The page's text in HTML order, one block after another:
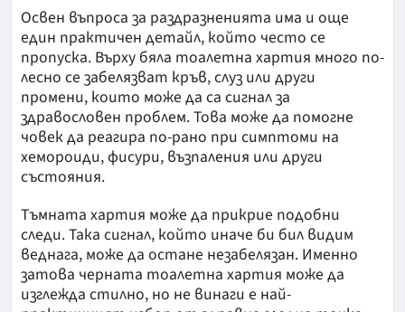
Освен въпроса за раздразненията има и още
един практичен детайл, който често се
пропуска. Върху бяла тоалетна хартия много по-
лесно се забелязват кръв, слуз или други
промени, които може да са сигнал за
здравословен проблем. Това може да помогне
човек да реагира по-рано при симптоми на
хемороиди, фисури, възпаления или други
състояния.
Тъмната хартия може да прикрие подобни
следи. Така сигнал, който иначе би бил видим
веднага, може да остане незабелязан. Именно
затова черната тоалетна хартия може да
изглежда стилно, но не винаги е най-